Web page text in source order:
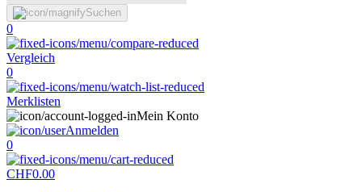
Suchen
0
Vergleich
0
Merklisten
Mein Konto
Anmelden
0
CHF0.00